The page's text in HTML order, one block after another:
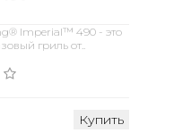
Imperial™ 490 - это
гриль от..
Купить